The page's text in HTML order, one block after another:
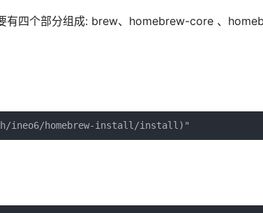
有四个部分组成: brew、homebrew-core 、
homebrew-install/install)"